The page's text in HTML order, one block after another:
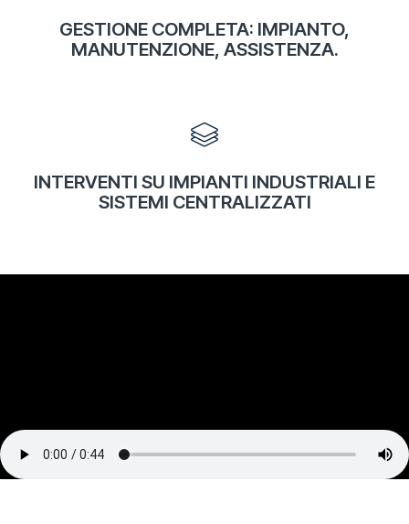
GESTIONE COMPLETA: IMPIANTO,
MANUTENZIONE, ASSISTENZA.
INTERVENTI SU IMPIANTI INDUSTRIALI E
SISTEMI CENTRALIZZATI